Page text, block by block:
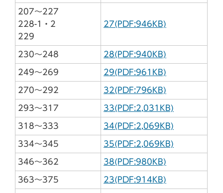
207～227
228-1・2
229
27(PDF:946KB)
230～248 28(PDF:940KB)
249～269 29(PDF:961KB)
270～292 32(PDF:796KB)
293～317 33(PDF:2,031KB)
318～333 34(PDF:2,069KB)
334～345 35(PDF:2,069KB)
346～362 38(PDF:980KB)
363～375 23(PDF:914KB)